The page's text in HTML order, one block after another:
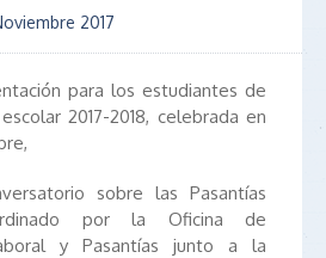
2017
para los estudiantes de
2017-2018, celebrada en
sobre las Pasantías
por la Oficina de
y Pasantías junto a la